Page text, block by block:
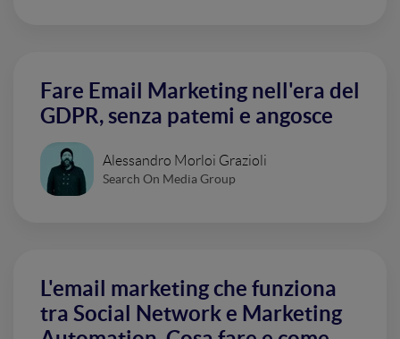
Fare Email Marketing nell'era del
GDPR, senza patemi e angosce
Alessandro Morloi Grazioli
Search On Media Group
L'email marketing che funziona
tra Social Network e Marketing